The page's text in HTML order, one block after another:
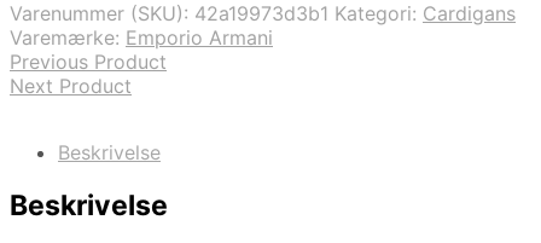
1.849,95 kr..1.202,47 kr..
Varenummer (SKU): 42a19973d3b1 Kategori: Cardigans
Varemærke: Emporio Armani
Previous Product
Next Product
Beskrivelse
Beskrivelse